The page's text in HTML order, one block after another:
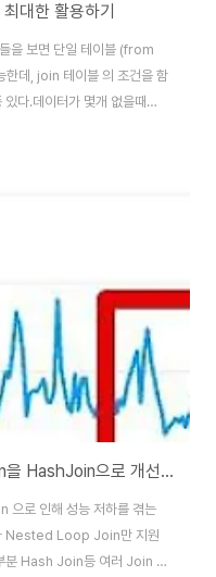
대한 활용하기
을 보면 단일 테이블 (from
한데, join 테이블 의 조건을 함
다.데이터가 몇개 없을때는
여러 테이블을 중첩 Join 할
join "courses" as
[PostgreSQL] Nested Loop Join을 HashJoin으로 개선하기
로 인해 성능 저하를 겪는
Nested Loop Join만 지원
분 Hash Join등 여러 Join 형